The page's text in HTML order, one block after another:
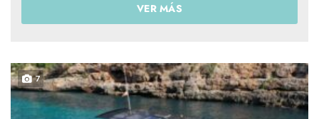
VER MÁS
7